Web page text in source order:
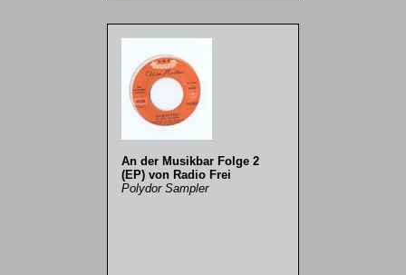
An der Musikbar Folge 2
(EP) von Radio Frei
Polydor Sampler